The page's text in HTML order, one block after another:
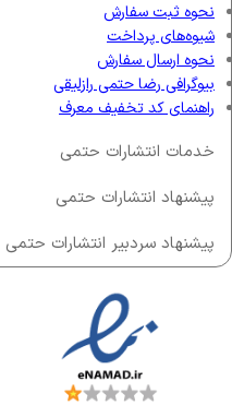
نحوه ثبت سفارش
شیوه‌های پرداخت
نحوه ارسال سفارش
بیوگرافی رضا حتمی رازلیقی
راهنمای کد تخفیف معرف
خدمات انتشارات حتمی
پیشنهاد انتشارات حتمی
پیشنهاد سردبیر انتشارات حتمی